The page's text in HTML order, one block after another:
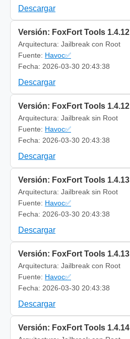
Descargar
Versión: FoxFort Tools 1.4.12
Arquitectura: Jailbreak con Root
Fuente: Havoc✅
Fecha: 2026-03-30 20:43:38
Descargar
Versión: FoxFort Tools 1.4.12
Arquitectura: Jailbreak sin Root
Fuente: Havoc✅
Fecha: 2026-03-30 20:43:38
Descargar
Versión: FoxFort Tools 1.4.13
Arquitectura: Jailbreak sin Root
Fuente: Havoc✅
Fecha: 2026-03-30 20:43:38
Descargar
Versión: FoxFort Tools 1.4.13
Arquitectura: Jailbreak con Root
Fuente: Havoc✅
Fecha: 2026-03-30 20:43:38
Descargar
Versión: FoxFort Tools 1.4.14